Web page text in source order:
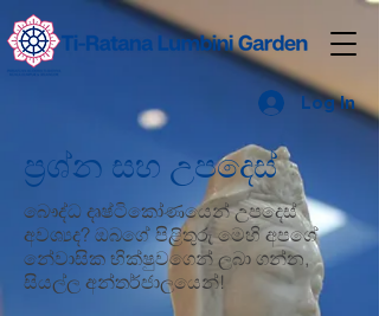
Log In
ප්‍රශ්න සහ උපදෙස්
බෞද්ධ දෘෂ්ටිකෝණයෙන් උපදෙස්
අවශ්‍යද? ඔබගේ පිළිතුරු මෙහි අපගේ
නේවාසික භික්ෂුවගෙන් ලබා ගන්න,
සියල්ල අන්තර්ජාලයෙන්!